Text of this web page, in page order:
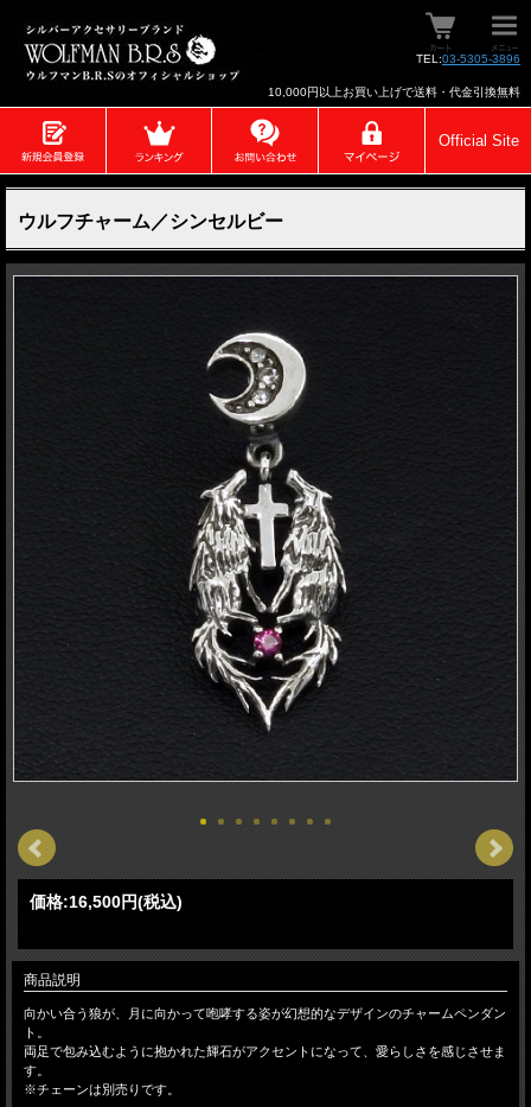
TEL:03-5305-3896
10,000円以上お買い上げで送料・代金引換無料
Official Site
ウルフチャーム／シンセルビー
価格:16,500円(税込)
商品説明
向かい合う狼が、月に向かって咆哮する姿が幻想的なデザインのチャームペンダン
ト。
両足で包み込むように抱かれた輝石がアクセントになって、愛らしさを感じさせま
す。
※チェーンは別売りです。